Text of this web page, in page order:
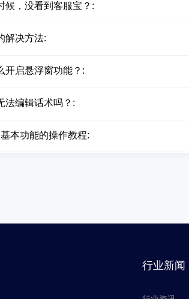
候，没看到客服宝？:
解决方法:
开启悬浮窗功能？:
法编辑话术吗？:
本功能的操作教程:
行业新闻